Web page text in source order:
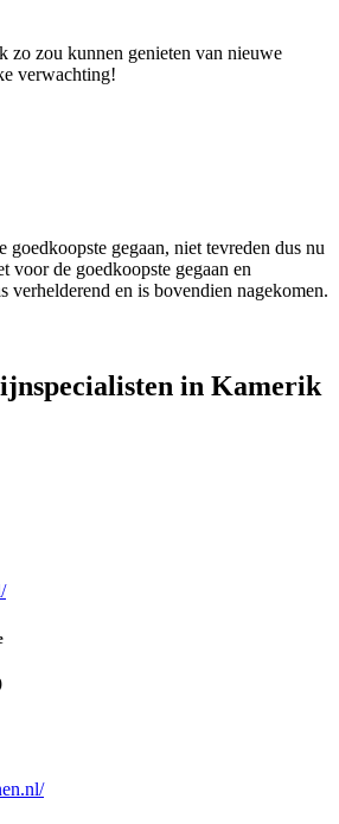
zo zou kunnen genieten van nieuwe
verwachting!
goedkoopste gegaan, niet tevreden dus nu
voor de goedkoopste gegaan en
verhelderend en is bovendien nagekomen.
in Kamerik